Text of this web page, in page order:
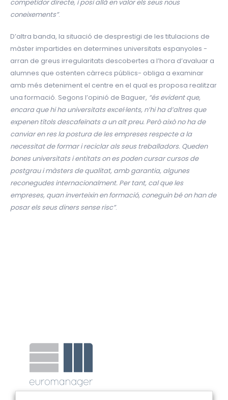
competidor directe, i posi allà en valor els seus nous
coneixements”.
D’altra banda, la situació de desprestigi de les titulacions de
màster impartides en determines universitats espanyoles -
arran de greus irregularitats descobertes a l’hora d’avaluar a
alumnes que ostenten càrrecs públics- obliga a examinar
amb més deteniment el centre en el qual es proposa realitzar
una formació. Segons l’opinió de Baguer, “és evident que,
encara que hi ha universitats excel·lents, n’hi ha d’altres que
expenen títols descafeïnats a un alt preu. Però això no ha de
canviar en res la postura de les empreses respecte a la
necessitat de formar i reciclar als seus treballadors. Queden
bones universitats i entitats on es poden cursar cursos de
postgrau i màsters de qualitat, amb garantia, algunes
reconegudes internacionalment. Per tant, cal que les
empreses, quan inverteixin en formació, coneguin bé on han de
posar els seus diners sense risc”.